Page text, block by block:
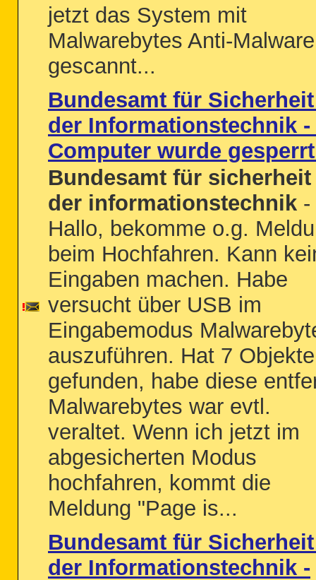
jetzt das System mit
Malwarebytes Anti-Malware
gescannt...
Bundesamt für
der Informationstechnik -
Computer wurde
Bundesamt für
der informationstechnik -
Hallo, bekomme o.g.
beim Hochfahren. Kann
Eingaben machen. Habe
versucht über USB im
Eingabemodus
auszuführen. Hat 7 Objekte
gefunden, habe diese
Malwarebytes war evtl.
veraltet. Wenn ich jetzt im
abgesicherten Modus
hochfahren, kommt die
Meldung "Page is...
Bundesamt für
der Informationstechnik -